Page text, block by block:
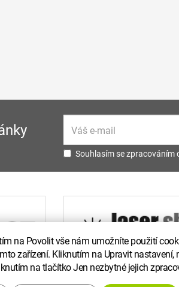
na Povolit vše nám umožníte použití
zařízení. Kliknutím na Upravit nastavení,
na tlačítko Jen nezbytné jejich
Souhlasím se zpracováním